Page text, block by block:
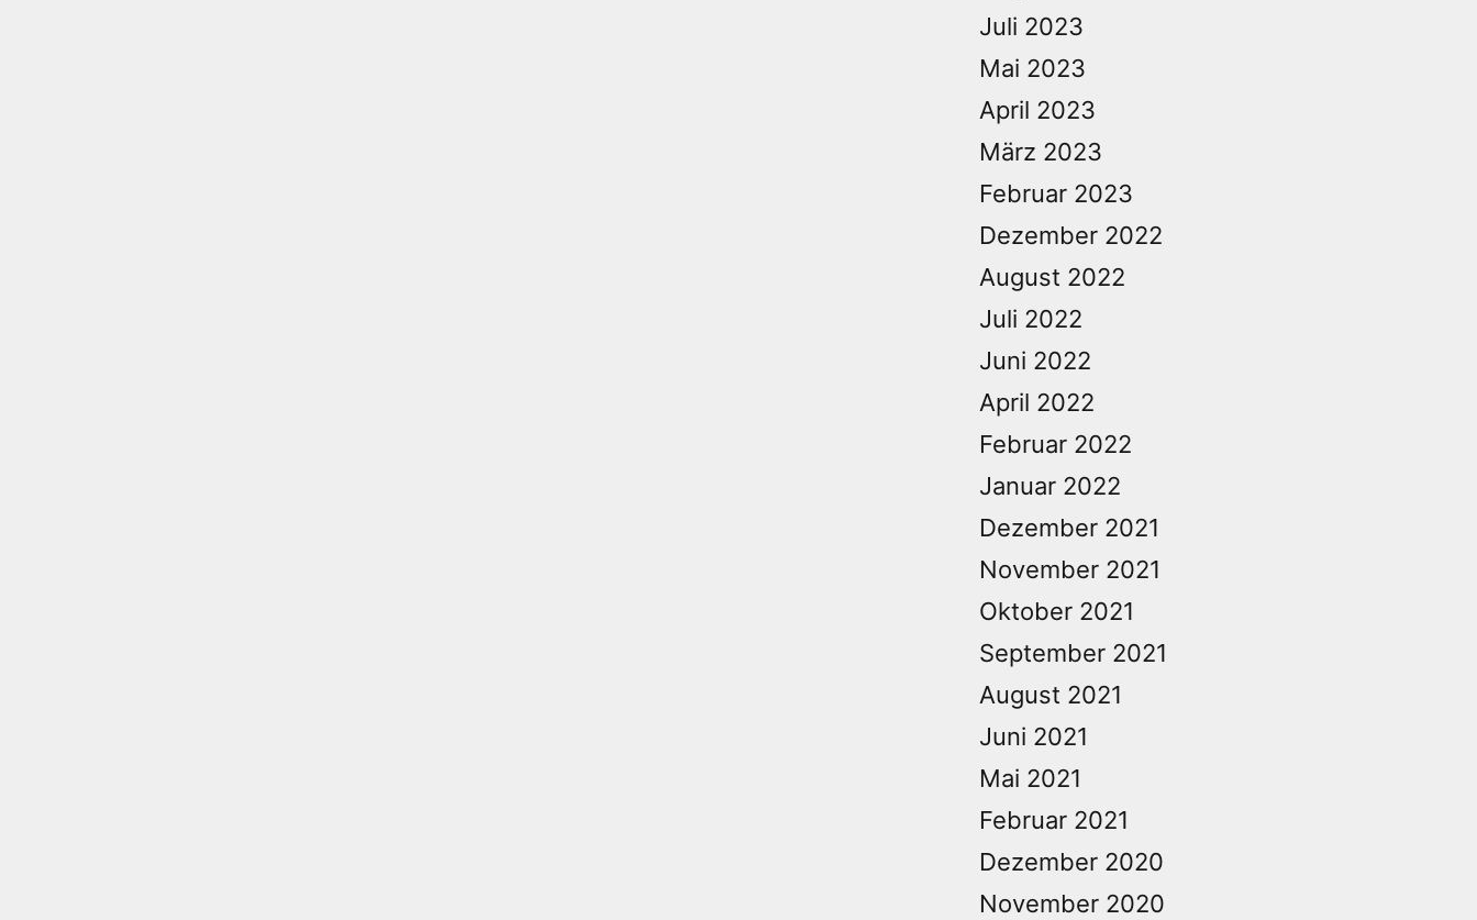
Juli 2023
Mai 2023
April 2023
März 2023
Februar 2023
Dezember 2022
August 2022
Juli 2022
Juni 2022
April 2022
Februar 2022
Januar 2022
Dezember 2021
November 2021
Oktober 2021
September 2021
August 2021
Juni 2021
Mai 2021
Februar 2021
Dezember 2020
November 2020